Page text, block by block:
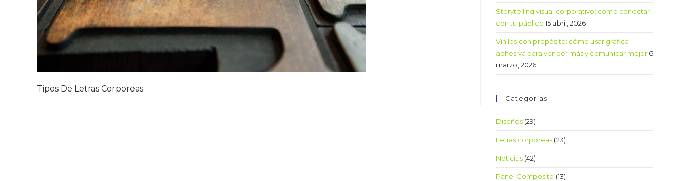
Tipos De Letras Corporeas
Storytelling visual corporativo: cómo conectar
con tu público 15 abril, 2026
Vinilos con propósito: cómo usar gráfica
adhesiva para vender más y comunicar mejor 6
marzo, 2026
Categorías
Diseños (29)
Letras corpóreas (23)
Noticias (42)
Panel Composite (13)